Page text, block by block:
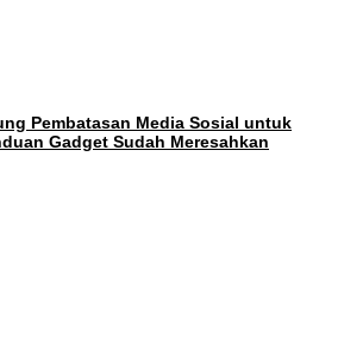
Pembatasan Media Sosial untuk
Gadget Sudah Meresahkan